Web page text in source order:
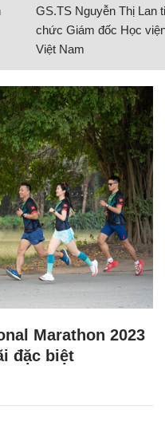
GS.TS Nguyễn Thị Lan
chức Giám đốc Học
Việt Nam
Marathon 2023
đặc biệt